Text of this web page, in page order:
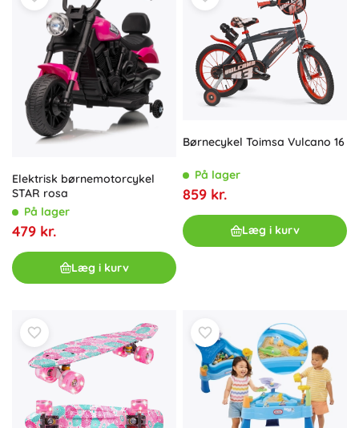
Elektrisk børnemotorcykel
STAR rosa
På lager
479 kr.
Læg i kurv
Børnecykel Toimsa Vulcano 16
På lager
859 kr.
Læg i kurv